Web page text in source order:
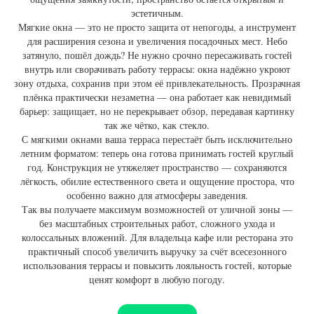
эстетичным.
Мягкие окна — это не просто защита от непогоды, а инструмент
для расширения сезона и увеличения посадочных мест. Небо
затянуло, пошёл дождь? Не нужно срочно пересаживать гостей
внутрь или сворачивать работу террасы: окна надёжно укроют
зону отдыха, сохранив при этом её привлекательность. Прозрачная
плёнка практически незаметна — она работает как невидимый
барьер: защищает, но не перекрывает обзор, передавая картинку
так же чётко, как стекло.
С мягкими окнами ваша терраса перестаёт быть исключительно
летним форматом: теперь она готова принимать гостей круглый
год. Конструкция не утяжеляет пространство — сохраняются
лёгкость, обилие естественного света и ощущение простора, что
особенно важно для атмосферы заведения.
Так вы получаете максимум возможностей от уличной зоны —
без масштабных строительных работ, сложного ухода и
колоссальных вложений. Для владельца кафе или ресторана это
практичный способ увеличить выручку за счёт всесезонного
использования террасы и повысить лояльность гостей, которые
ценят комфорт в любую погоду.